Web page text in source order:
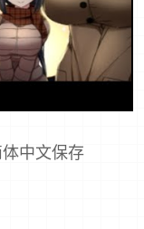
中文保存